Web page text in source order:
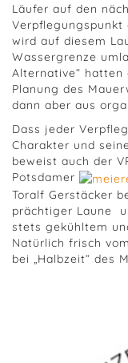
Läufer auf den
Verpflegungspunkt
wird auf diesem
Wassergrenze
Alternative“
Planung des
dann aber aus
Dass jeder
Charakter und
beweist auch der
Potsdamer
Toralf Gerstäcker
prächtiger Laune
stets gekühltem
Natürlich frisch
bei „Halbzeit“ des